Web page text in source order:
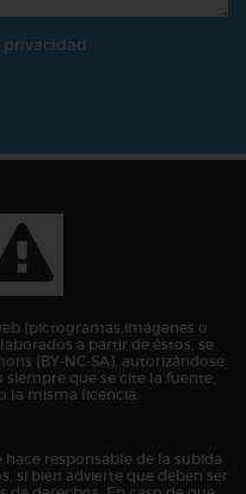
(pictogramas,imágenes o
a partir de éstos, se
(BY-NC-SA), autorizándose
que se cite la fuente,
la misma licencia.
responsable de la subida
si bien advierte que deben ser